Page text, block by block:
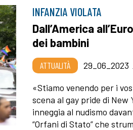
INFANZIA VIOLATA
Dall’America
dei bambini
ATTUALITÀ 29_06_2023
«Stiamo venendo per i
scena al gay pride di New
inneggia al nudismo
“Orfani di Stato” che